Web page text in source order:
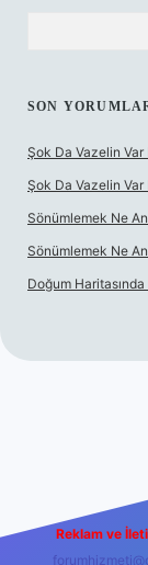
SON
Şok Da Vazelin Var
Şok Da Vazelin Var
Sönümlemek Ne
Sönümlemek Ne
Doğum
Reklam ve